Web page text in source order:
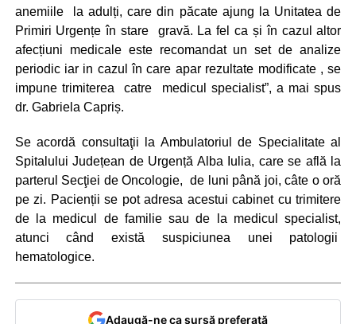
anemiile la adulți, care din păcate ajung la Unitatea de
Primiri Urgențe în stare gravă. La fel ca și în cazul altor
afecțiuni medicale este recomandat un set de analize
periodic iar in cazul în care apar rezultate modificate , se
impune trimiterea catre medicul specialist”, a mai spus
dr. Gabriela Capriș.
Se acordă consultaţii la Ambulatoriul de Specialitate al
Spitalului Județean de Urgență Alba Iulia, care se află la
parterul Secţiei de Oncologie, de luni până joi, câte o oră
pe zi. Pacienții se pot adresa acestui cabinet cu trimitere
de la medicul de familie sau de la medicul specialist,
atunci când există suspiciunea unei patologii
hematologice.
Adaugă-ne ca sursă preferată